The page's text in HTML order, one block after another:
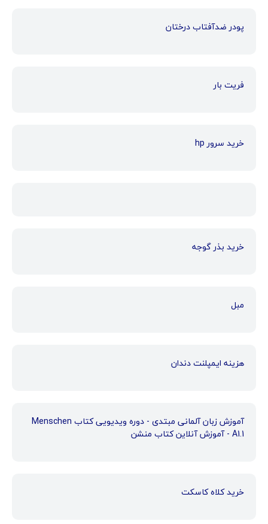
پودر ضدآفتاب درختان
فریت بار
خرید سرور hp
خرید بذر گوجه
مبل
هزینه ایمپلنت دندان
آموزش زبان آلمانی مبتدی - دوره ویدیویی کتاب Menschen
A1.1 - آموزش آنلاین کتاب منشن
خرید کلاه کاسکت